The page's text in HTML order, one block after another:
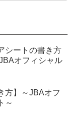
シートの書き方
オフィシャル
方】～JBAオフ
～